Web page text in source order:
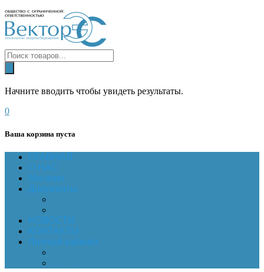
Начните вводить чтобы увидеть результаты.
0
Ваша корзина пуста
ГЛАВНАЯ
О НАС
Магазин
Документы
НОВОСТИ
КОНТАКТЫ
Личный кабинет